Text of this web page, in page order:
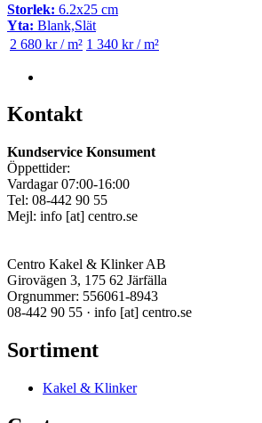
Storlek: 6.2x25 cm
Yta: Blank,Slät
2 680 kr / m² 1 340 kr / m²
Kontakt
Kundservice Konsument
Öppettider:
Vardagar 07:00-16:00
Tel: 08-442 90 55
Mejl: info [at] centro.se
Centro Kakel & Klinker AB
Girovägen 3, 175 62 Järfälla
Orgnummer: 556061-8943
08-442 90 55 · info [at] centro.se
Sortiment
Kakel & Klinker